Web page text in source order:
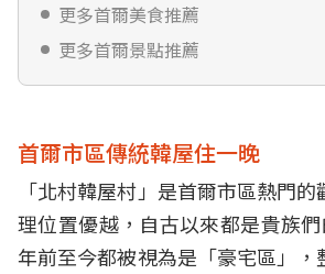
更多首爾美食推薦
更多首爾景點推薦
首爾市區傳統韓屋住一晚
「北村韓屋村」是首爾市區熱門
理位置優越，自古以來都是貴族
年前至今都被視為是「豪宅區」，